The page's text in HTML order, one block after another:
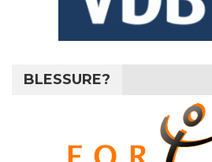
BLESSURE?